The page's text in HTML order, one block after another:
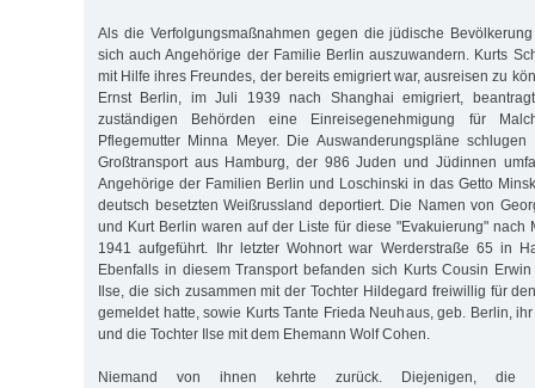
Als die Verfolgungsmaßnahmen gegen die jüdische
sich auch Angehörige der Familie Berlin auszuwandern. Kurts
mit Hilfe ihres Freundes, der bereits emigriert war, ausreisen zu
Ernst Berlin, im Juli 1939 nach Shanghai emigriert,
zuständigen Behörden eine Einreisegenehmigung für
Pflegemutter Minna Meyer. Die Auswanderungspläne
Großtransport aus Hamburg, der 986 Juden und Jüdinnen
Angehörige der Familien Berlin und Loschinski in das Getto
deutsch besetzten Weißrussland deportiert. Die Namen von
und Kurt Berlin waren auf der Liste für diese "Evakuierung" nach
1941 aufgeführt. Ihr letzter Wohnort war Werderstraße 65 in
Ebenfalls in diesem Transport befanden sich Kurts Cousin
Ilse, die sich zusammen mit der Tochter Hildegard freiwillig für
gemeldet hatte, sowie Kurts Tante Frieda Neuhaus, geb. Berlin,
und die Tochter Ilse mit dem Ehemann Wolf Cohen.
Niemand von ihnen kehrte zurück. Diejenigen, die